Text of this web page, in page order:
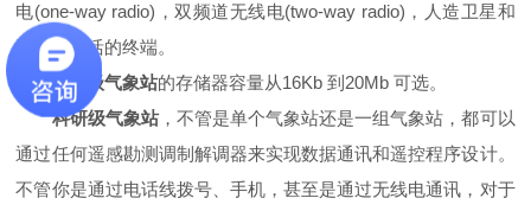
电(one-way radio)，双频道无线电(two-way radio)，人造卫星和
手机等灵活的终端。
科研级气象站的存储器容量从16Kb 到20Mb 可选。
科研级气象站，不管是单个气象站还是一组气象站，都可以
通过任何遥感勘测调制解调器来实现数据通讯和遥控程序设计。
不管你是通过电话线拨号、手机，甚至是通过无线电通讯，对于